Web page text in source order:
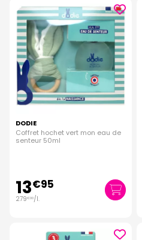
DODIE
Coffret hochet vert mon eau de
senteur 50ml
13€95
279€00/l.